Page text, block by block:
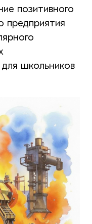
позитивного
предприятия
школьников